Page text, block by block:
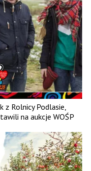
z Rolnicy Podlasie,
na aukcje WOŚP